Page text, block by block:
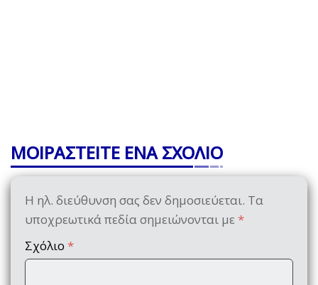
ΜΟΙΡΑΣΤΕΙΤΕ ΕΝΑ ΣΧΟΛΙΟ
Η ηλ. διεύθυνση σας δεν δημοσιεύεται. Τα
υποχρεωτικά πεδία σημειώνονται με *
Σχόλιο *